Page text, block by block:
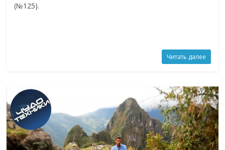
(№125).
Читать далее